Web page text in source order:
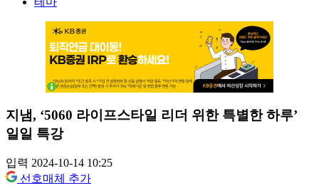
지냄, ‘5060 라이프스타일 리더 위한 특별한 하루’
일일 특강
입력 2024-10-14 10:25
선호매체 추가